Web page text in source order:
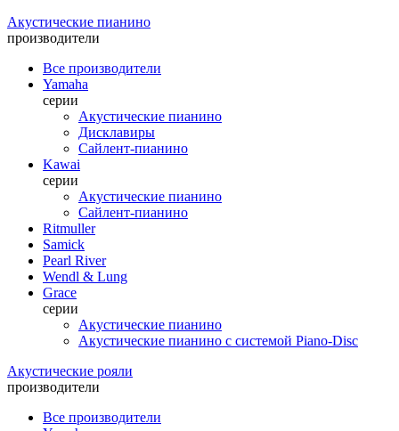
Акустические пианино
производители
Все производители
Yamaha
серии
Акустические пианино
Дисклавиры
Сайлент-пианино
Kawai
серии
Акустические пианино
Сайлент-пианино
Ritmuller
Samick
Pearl River
Wendl & Lung
Grace
серии
Акустические пианино
Акустические пианино с системой Piano-Disc
Акустические рояли
производители
Все производители